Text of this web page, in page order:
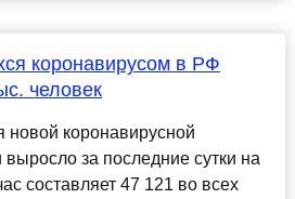
коронавирусом в РФ
человек
новой коронавирусной
за последние сутки на
составляет 47 121 во всех